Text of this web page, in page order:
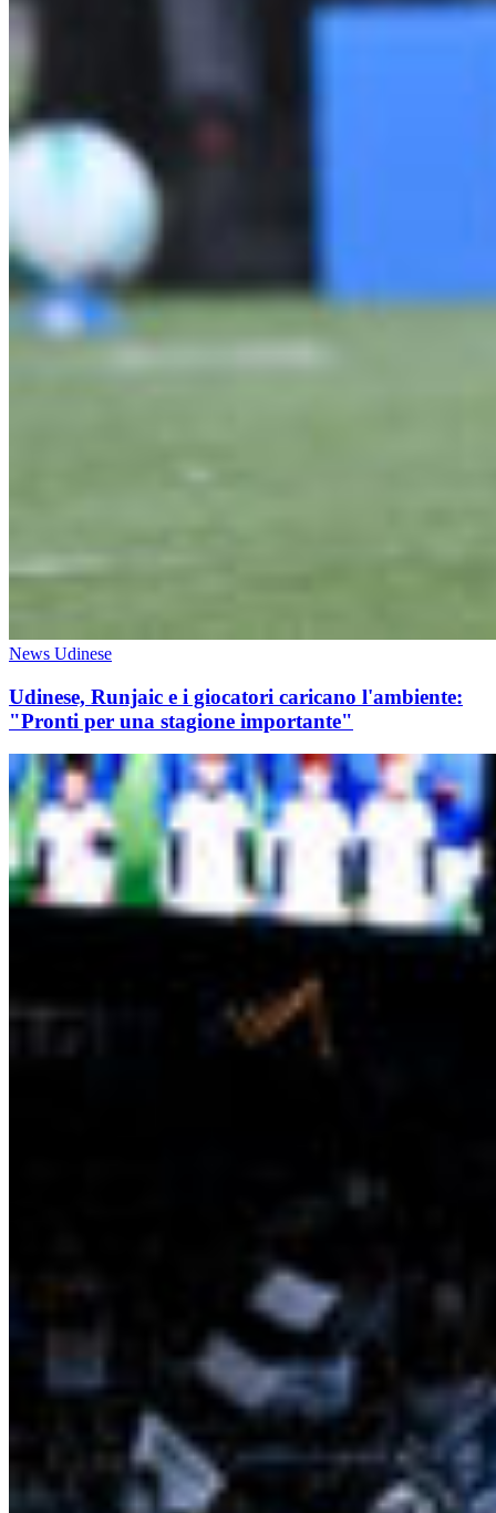
News Udinese
Udinese, Runjaic e i giocatori caricano l'ambiente:
"Pronti per una stagione importante"